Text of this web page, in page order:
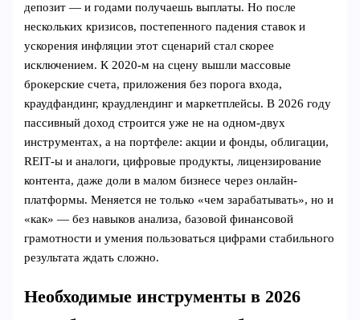
депозит — и годами получаешь выплаты. Но после
нескольких кризисов, постепенного падения ставок и
ускорения инфляции этот сценарий стал скорее
исключением. К 2020‑м на сцену вышли массовые
брокерские счета, приложения без порога входа,
краудфандинг, краудлендинг и маркетплейсы. В 2026 году
пассивный доход строится уже не на одном-двух
инструментах, а на портфеле: акции и фонды, облигации,
REIT‑ы и аналоги, цифровые продукты, лицензирование
контента, даже доли в малом бизнесе через онлайн-
платформы. Меняется не только «чем зарабатывать», но и
«как» — без навыков анализа, базовой финансовой
грамотности и умения пользоваться цифрами стабильного
результата ждать сложно.
Необходимые инструменты в 2026